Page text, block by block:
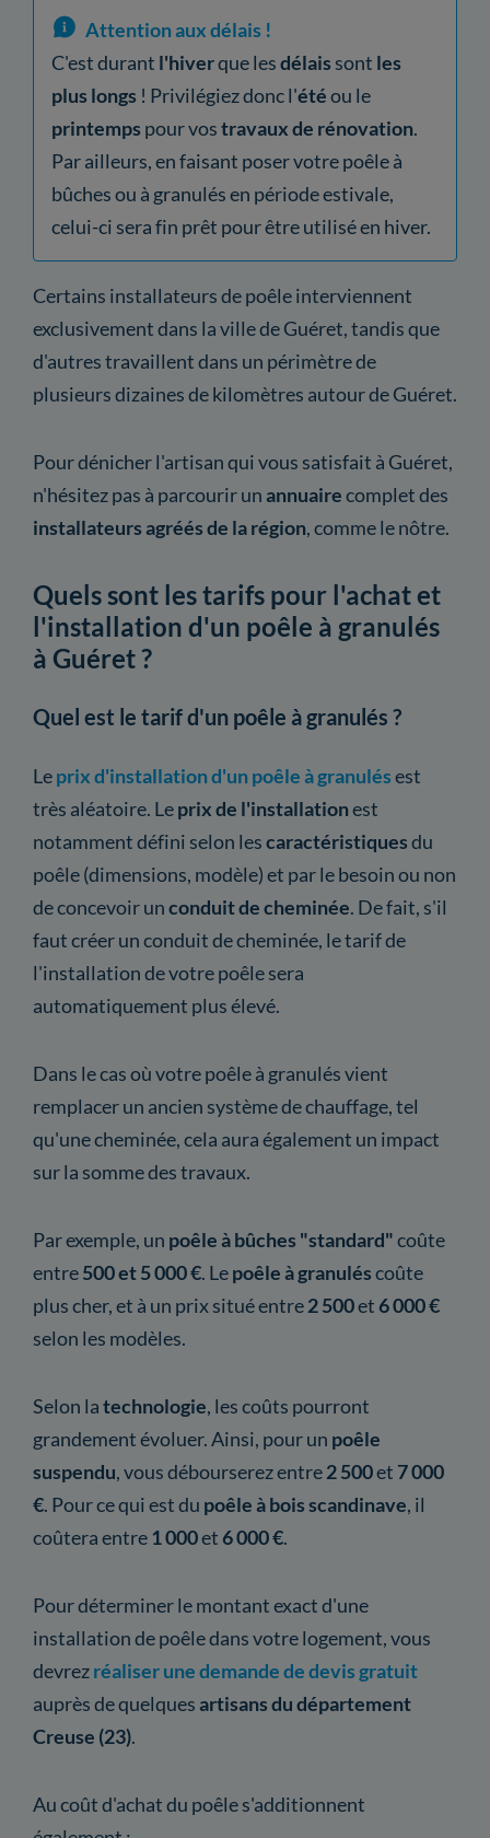
Attention aux délais !
C'est durant l'hiverque lesdélais sont les
plus longs ! Privilégiez donc l'étéou le
printemps pour vostravaux de rénovation.
Par ailleurs, en faisant poser votre poêle à
bûches ou à granulés en période estivale,
celui-ci sera fin prêt pour être utilisé en hiver.
Certains installateurs de poêle interviennent
exclusivement dans la ville de Guéret, tandis que
d'autres travaillent dans un périmètre de
plusieurs dizaines de kilomètres autour de Guéret.
Pour dénicher l'artisan qui vous satisfait à Guéret,
n'hésitez pas à parcourir unannuairecomplet des
installateurs agréés de la région, comme le nôtre.
Quels sont les tarifs pour l'achat et
l'installation d'un poêle à granulés
à Guéret ?
Quel est le tarif d'un poêle à granulés ?
Leprix d'installation d'un poêle à granulésest
très aléatoire. Leprix de l'installationest
notamment défini selon lescaractéristiquesdu
poêle (dimensions, modèle) et par le besoin ou non
de concevoir unconduit de cheminée. De fait, s'il
faut créer un conduit de cheminée, le tarif de
l'installation de votre poêle sera
automatiquement plus élevé.
Dans le cas où votre poêle à granulés vient
remplacer un ancien système de chauffage, tel
qu'une cheminée, cela aura également un impact
sur la somme des travaux.
Par exemple, un poêle à bûches "standard"coûte
entre500 et 5 000 €. Lepoêle à granuléscoûte
plus cher, et à un prix situé entre2 500et 6 000 €
selon les modèles.
Selon latechnologie, les coûts pourront
grandement évoluer. Ainsi, pour un poêle
suspendu, vous débourserez entre2 500et 7 000
€. Pour ce qui est du poêle à bois scandinave, il
coûtera entre1 000et 6 000 €.
Pour déterminer le montant exact d'une
installation de poêle dans votre logement, vous
devrezréaliser une demande de devis gratuit
auprès de quelquesartisans du département
Creuse (23).
Au coût d'achat du poêle s'additionnent